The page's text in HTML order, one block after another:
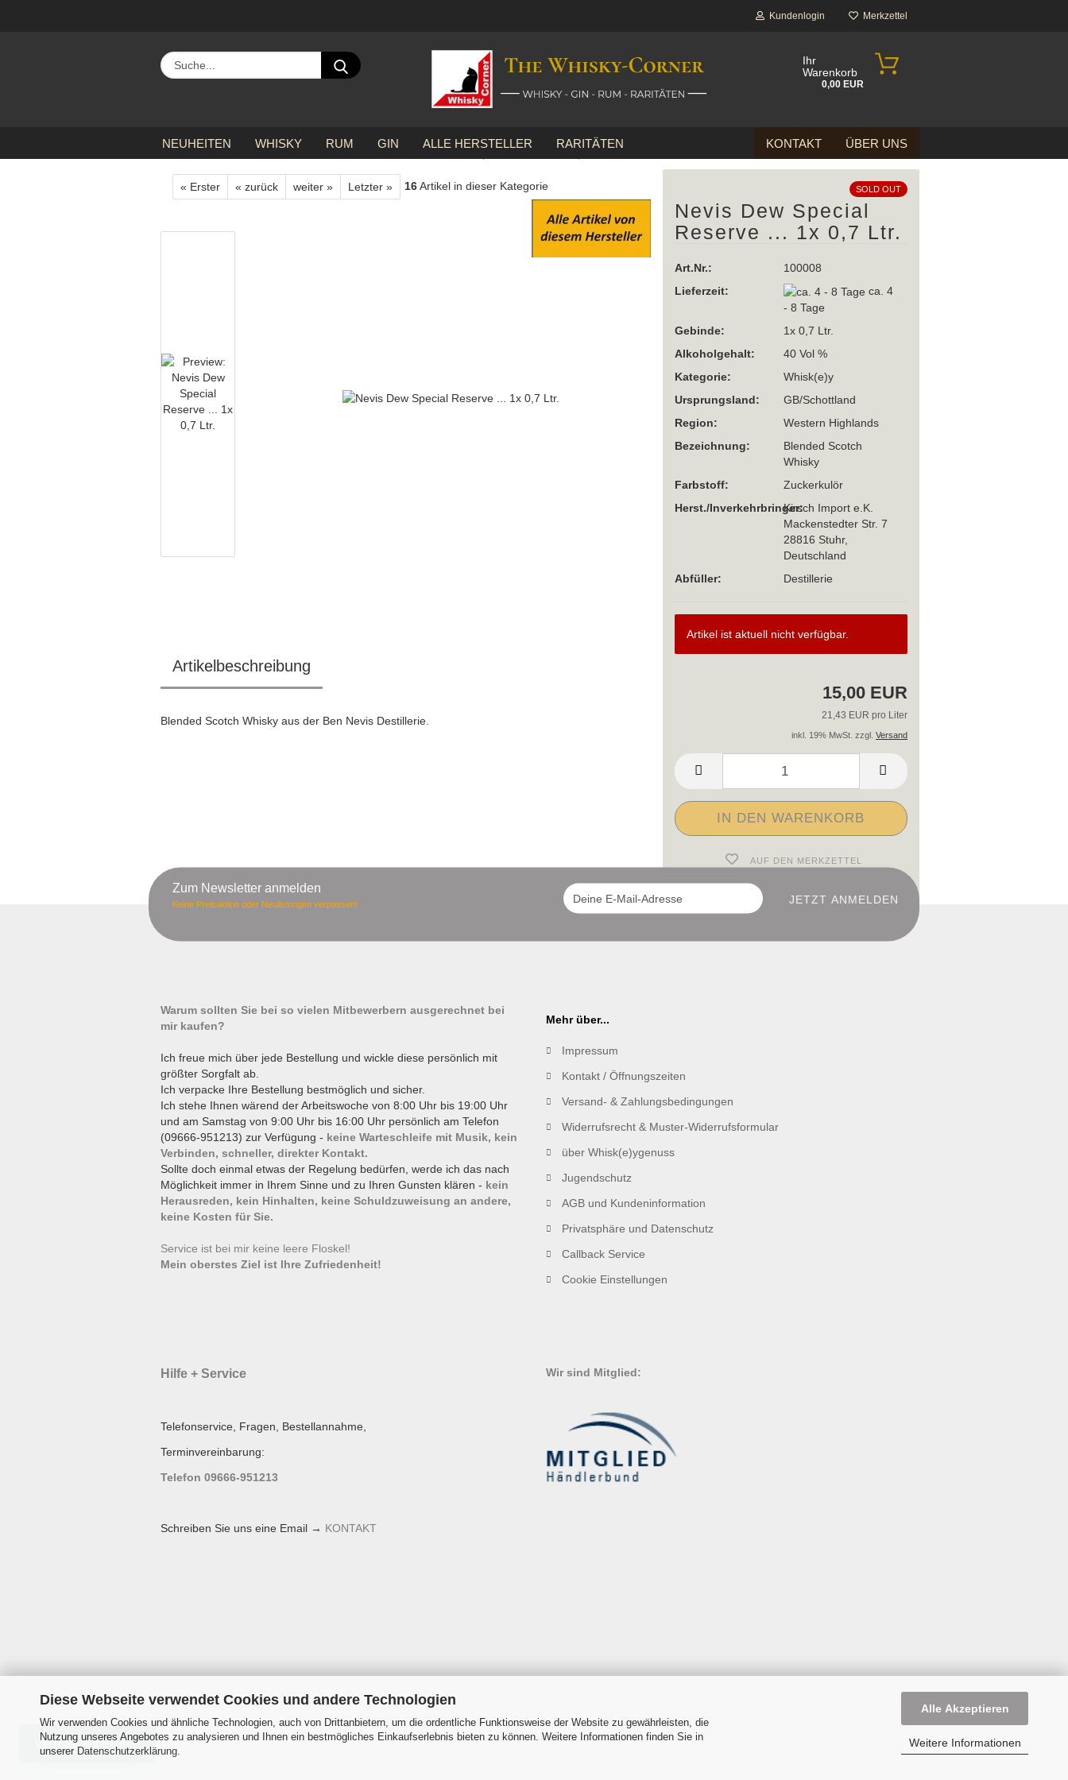
Diese Webseite verwendet Cookies und andere Technologien
Wir verwenden Cookies und ähnliche Technologien, auch von Drittanbietern, um die ordentliche Funktionsweise der Website zu gewährleisten, die
Nutzung unseres Angebotes zu analysieren und Ihnen ein bestmögliches Einkaufserlebnis bieten zu können. Weitere Informationen finden Sie in
unserer Datenschutzerklärung.
Alle Akzeptieren
Weitere Informationen
Kundenlogin
Passwort
Konto erstellen
Passwort vergessen?
Merkzettel
Suche...
Ihr
Warenkorb
0,00 EUR
NEUHEITEN WHISKY RUM GIN ALLE HERSTELLER RARITÄTEN KONTAKT ÜBER UNS
« Erster « zurück weiter » Letzter » 16Artikel in dieser Kategorie SOLD OUT
Nevis Dew Special
Reserve ... 1x 0,7 Ltr.
Art.Nr.:
100008
Lieferzeit:
ca. 4
- 8 Tage
Gebinde:
1x 0,7 Ltr.
Alkoholgehalt:
40 Vol %
Kategorie:
Whisk(e)y
Ursprungsland:
GB/Schottland
Region:
Western Highlands
Bezeichnung:
Blended Scotch
Whisky
Farbstoff:
Zuckerkulör
Herst./Inverkehrbringer:Kirsch Import e.K.
Mackenstedter Str. 7
28816 Stuhr,
Deutschland
Abfüller:
Destillerie
Artikel ist aktuell nicht verfügbar.
15,00 EUR
21,43 EUR pro Liter
inkl. 19% MwSt. zzgl. Versand
AUF DEN MERKZETTEL
Artikelbeschreibung
Blended Scotch Whisky aus der Ben Nevis Destillerie.
Zum Newsletter anmelden
Keine Preisaktion oder Neulistungen verpassen!
Warum sollten Sie bei so vielen Mitbewerbern ausgerechnet bei
mir kaufen?
Ich freue mich über jede Bestellung und wickle diese persönlich mit
größter Sorgfalt ab.
Ich verpacke Ihre Bestellung bestmöglich und sicher.
Ich stehe Ihnen wärend der Arbeitswoche von 8:00 Uhr bis 19:00 Uhr
und am Samstag von 9:00 Uhr bis 16:00 Uhr persönlich am Telefon
(09666-951213) zur Verfügung - keine Warteschleife mit Musik, kein
Verbinden, schneller, direkter Kontakt.
Sollte doch einmal etwas der Regelung bedürfen, werde ich das nach
Möglichkeit immer in Ihrem Sinne und zu Ihren Gunsten klären - kein
Herausreden, kein Hinhalten, keine Schuldzuweisung an andere,
keine Kosten für Sie.
Service ist bei mir keine leere Floskel!
Mein oberstes Ziel ist Ihre Zufriedenheit!
Mehr über...
Impressum
Kontakt / Öffnungszeiten
Versand- & Zahlungsbedingungen
Widerrufsrecht & Muster-Widerrufsformular
über Whisk(e)ygenuss
Jugendschutz
AGB und Kundeninformation
Privatsphäre und Datenschutz
Callback Service
Cookie Einstellungen
Hilfe + Service
Telefonservice, Fragen, Bestellannahme,
Terminvereinbarung:
Telefon 09666-951213
Schreiben Sie uns eine Email → KONTAKT
Wir sind Mitglied:
Onlineshop erstellenmit Gambio.de © 2026
Vertrag widerrufen